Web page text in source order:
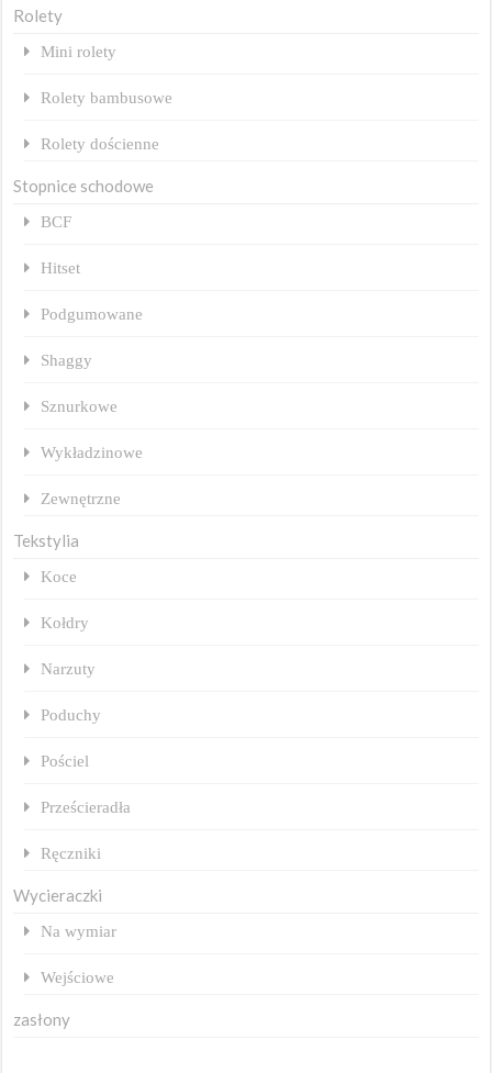
Rolety
Mini rolety
Rolety bambusowe
Rolety dościenne
Stopnice schodowe
BCF
Hitset
Podgumowane
Shaggy
Sznurkowe
Wykładzinowe
Zewnętrzne
Tekstylia
Koce
Kołdry
Narzuty
Poduchy
Pościel
Prześcieradła
Ręczniki
Wycieraczki
Na wymiar
Wejściowe
zasłony